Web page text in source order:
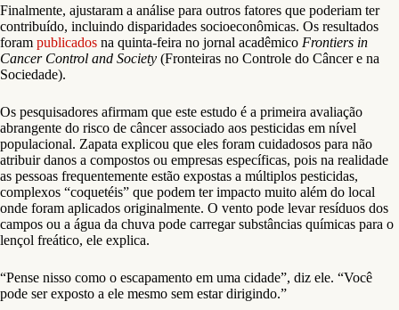
Finalmente, ajustaram a análise para outros fatores que poderiam ter
contribuído, incluindo disparidades socioeconômicas. Os resultados
foram publicados na quinta-feira no jornal acadêmico Frontiers in
Cancer Control and Society (Fronteiras no Controle do Câncer e na
Sociedade).
Os pesquisadores afirmam que este estudo é a primeira avaliação
abrangente do risco de câncer associado aos pesticidas em nível
populacional. Zapata explicou que eles foram cuidadosos para não
atribuir danos a compostos ou empresas específicas, pois na realidade
as pessoas frequentemente estão expostas a múltiplos pesticidas,
complexos “coquetéis” que podem ter impacto muito além do local
onde foram aplicados originalmente. O vento pode levar resíduos dos
campos ou a água da chuva pode carregar substâncias químicas para o
lençol freático, ele explica.
“Pense nisso como o escapamento em uma cidade”, diz ele. “Você
pode ser exposto a ele mesmo sem estar dirigindo.”